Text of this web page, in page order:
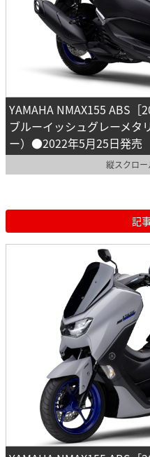
YAMAHA NMAX155 ABS
ブルーイッシュグレーメタ
ー）●2022年5月25日発売
縦スクロ
記